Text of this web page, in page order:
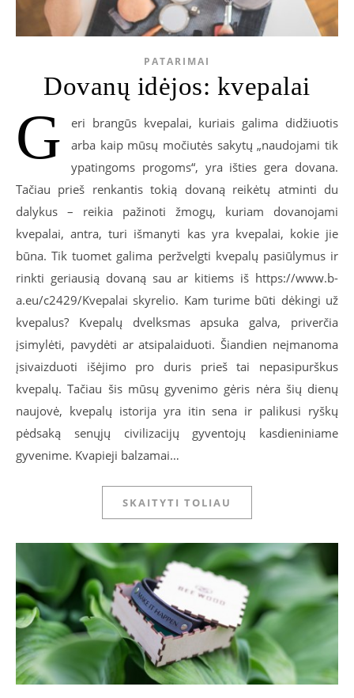
PATARIMAI
Dovanų idėjos: kvepalai
G
eri brangūs kvepalai, kuriais galima didžiuotis
arba kaip mūsų močiutės sakytų „naudojami tik
ypatingoms progoms“, yra išties gera dovana.
Tačiau prieš renkantis tokią dovaną reikėtų atminti du
dalykus – reikia pažinoti žmogų, kuriam dovanojami
kvepalai, antra, turi išmanyti kas yra kvepalai, kokie jie
būna. Tik tuomet galima peržvelgti kvepalų pasiūlymus ir
rinkti geriausią dovaną sau ar kitiems iš https://www.b-
a.eu/c2429/Kvepalai skyrelio. Kam turime būti dėkingi už
kvepalus? Kvepalų dvelksmas apsuka galva, priverčia
įsimylėti, pavydėti ar atsipalaiduoti. Šiandien neįmanoma
įsivaizduoti išėjimo pro duris prieš tai nepasipurškus
kvepalų. Tačiau šis mūsų gyvenimo gėris nėra šių dienų
naujovė, kvepalų istorija yra itin sena ir palikusi ryškų
pėdsaką senųjų civilizacijų gyventojų kasdieniniame
gyvenime. Kvapieji balzamai…
SKAITYTI TOLIAU